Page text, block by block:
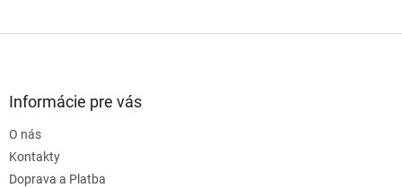
Informácie pre vás
O nás
Kontakty
Doprava a Platba